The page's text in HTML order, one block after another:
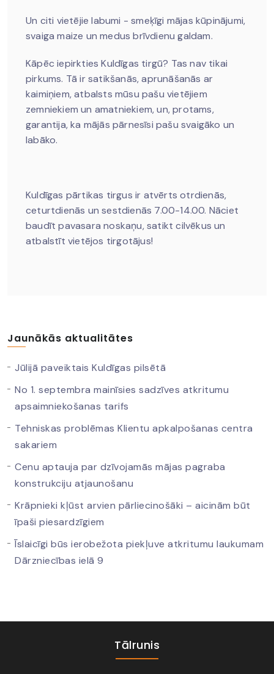
Un citi vietējie labumi - smeķīgi mājas kūpinājumi,
svaiga maize un medus brīvdienu galdam.
​Kāpēc iepirkties Kuldīgas tirgū? Tas nav tikai
pirkums. Tā ir satikšanās, aprunāšanās ar
kaimiņiem, atbalsts mūsu pašu vietējiem
zemniekiem un amatniekiem, un, protams,
garantija, ka mājās pārnesīsi pašu svaigāko un
labāko.
Kuldīgas pārtikas tirgus ir atvērts otrdienās,
ceturtdienās un sestdienās 7.00-14.00. Nāciet
baudīt pavasara noskaņu, satikt cilvēkus un
atbalstīt vietējos tirgotājus!
Jaunākās aktualitātes
Jūlijā paveiktais Kuldīgas pilsētā
No 1. septembra mainīsies sadzīves atkritumu
apsaimniekošanas tarifs
Tehniskas problēmas Klientu apkalpošanas centra
sakariem
Cenu aptauja par dzīvojamās mājas pagraba
konstrukciju atjaunošanu
Krāpnieki kļūst arvien pārliecinošāki – aicinām būt
īpaši piesardzīgiem
Īslaicīgi būs ierobežota piekļuve atkritumu laukumam
Dārzniecības ielā 9
Tālrunis